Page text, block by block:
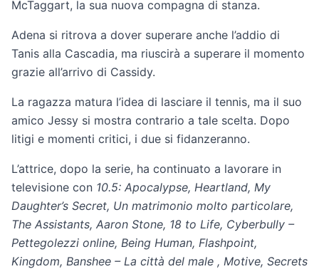
McTaggart, la sua nuova compagna di stanza.
Adena si ritrova a dover superare anche l’addio di
Tanis alla Cascadia, ma riuscirà a superare il momento
grazie all’arrivo di Cassidy.
La ragazza matura l’idea di lasciare il tennis, ma il suo
amico Jessy si mostra contrario a tale scelta. Dopo
litigi e momenti critici, i due si fidanzeranno.
L’attrice, dopo la serie, ha continuato a lavorare in
televisione con 10.5: Apocalypse, Heartland, My
Daughter’s Secret, Un matrimonio molto particolare,
The Assistants, Aaron Stone, 18 to Life, Cyberbully –
Pettegolezzi online, Being Human, Flashpoint,
Kingdom, Banshee – La città del male , Motive, Secrets